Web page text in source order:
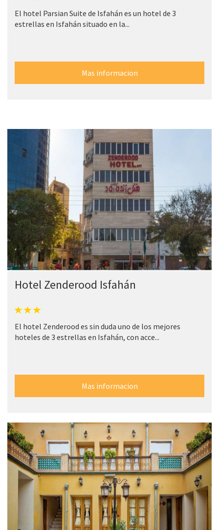
El hotel Parsian Suite de Isfahán es un hotel de 3
estrellas en Isfahán situado en la...
Mas informacion
Hotel Zenderood Isfahán
El hotel Zenderood es sin duda uno de los mejores
hoteles de 3 estrellas en Isfahán, con acce...
Mas informacion